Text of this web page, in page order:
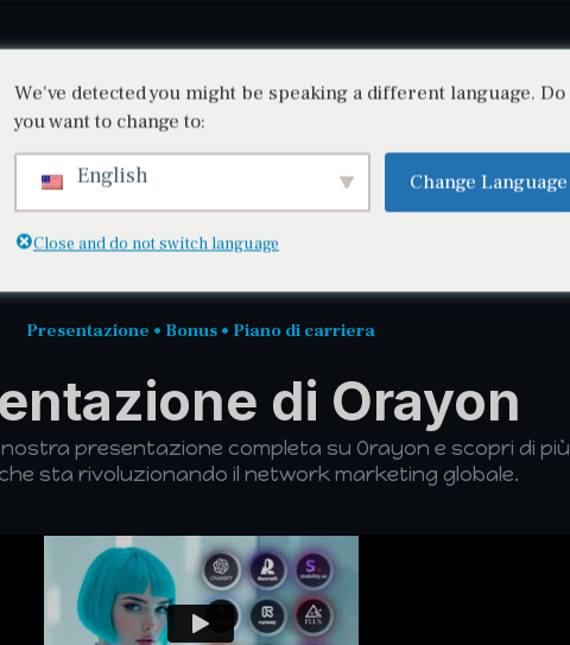
Presentazione
Sito non ufficiale! Sviluppato da un affiliato!
Presentazione • Bonus • Piano di carriera
di Orayon
presentazione completa su Orayon e scopri di più
sta rivoluzionando il network marketing globale.
We've detected you might be speaking a different language. Do
you want to change to:
English Change Language
Close and do not switch language